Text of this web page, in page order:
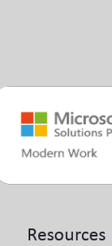
Resources